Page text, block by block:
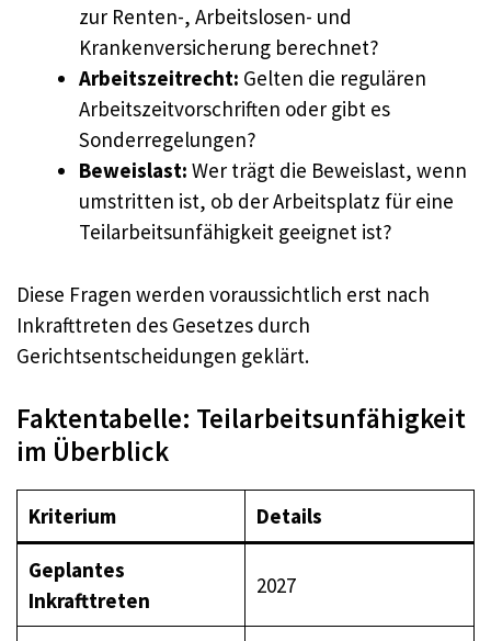
zur Renten-, Arbeitslosen- und
Krankenversicherung berechnet?
Arbeitszeitrecht: Gelten die regulären
Arbeitszeitvorschriften oder gibt es
Sonderregelungen?
Beweislast: Wer trägt die Beweislast, wenn
umstritten ist, ob der Arbeitsplatz für eine
Teilarbeitsunfähigkeit geeignet ist?
Diese Fragen werden voraussichtlich erst nach
Inkrafttreten des Gesetzes durch
Gerichtsentscheidungen geklärt.
Faktentabelle: Teilarbeitsunfähigkeit
im Überblick
Kriterium Details
Geplantes
Inkrafttreten
2027